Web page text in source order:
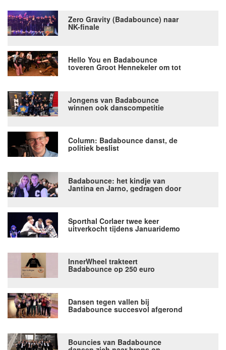
Zero Gravity (Badabounce) naar
NK-finale
Hello You en Badabounce
toveren Groot Hennekeler om tot
Jongens van Badabounce
winnen ook danscompetitie
Column: Badabounce danst, de
politiek beslist
Badabounce: het kindje van
Jantina en Jarno, gedragen door
Sporthal Corlaer twee keer
uitverkocht tijdens Januaridemo
InnerWheel trakteert
Badabounce op 250 euro
Dansen tegen vallen bij
Badabounce succesvol afgerond
Bouncies van Badabounce